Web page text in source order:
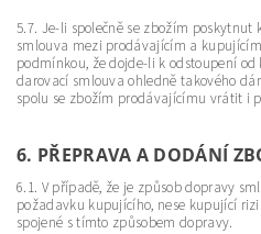
5.7. Je-li společně se zbožím
smlouva mezi prodávajícím a
podmínkou, že dojde-li k odstoupení
darovací smlouva ohledně takového
spolu se zbožím prodávajícímu vrátit i
6. PŘEPRAVA A DODÁNÍ
6.1. V případě, že je způsob dopravy
požadavku kupujícího, nese kupující
spojené s tímto způsobem dopravy.